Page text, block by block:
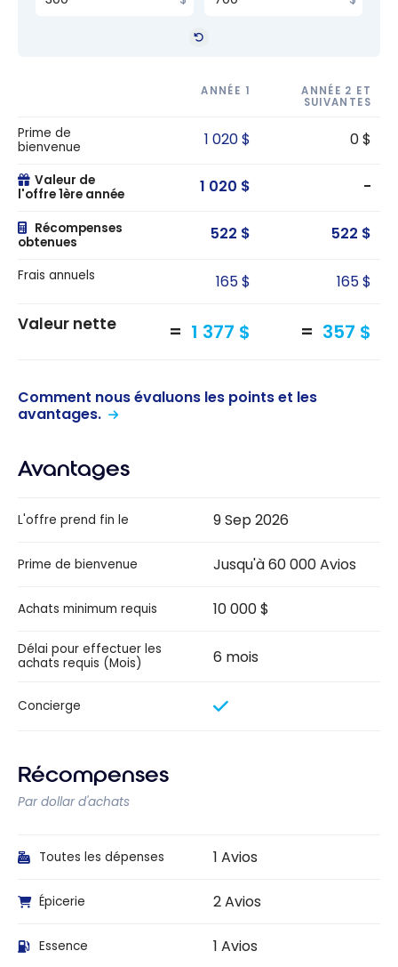
ANNÉE 1
ANNÉE 2 ET
SUIVANTES
Prime de
bienvenue
1 020 $ 0 $
Valeur de
l'offre 1ère année
1 020 $ -
Récompenses
obtenues
522 $ 522 $
Frais annuels 165 $ 165 $
Valeur nette 1 377 $ 357 $
Comment nous évaluons les points et les
avantages.
Avantages
L'offre prend fin le 9 Sep 2026
Prime de bienvenue Jusqu'à 60 000 Avios
Achats minimum requis 10 000 $
Délai pour effectuer les
achats requis (Mois)
6 mois
Concierge
Récompenses
Par dollar d'achats
Toutes les dépenses 1 Avios
Épicerie 2 Avios
Essence 1 Avios